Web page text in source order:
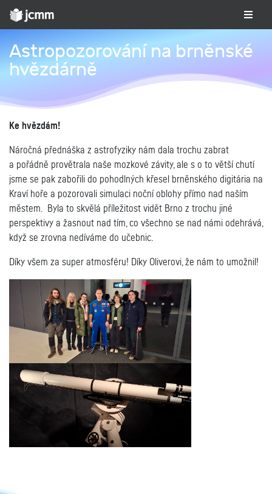
Astropozorování na brněnské
hvězdárně
Ke hvězdám!
Náročná přednáška z astrofyziky nám dala trochu zabrat
a pořádně provětrala naše mozkové závity, ale s o to větší chutí
jsme se pak zabořili do pohodlných křesel brněnského digitária na
Kraví hoře a pozorovali simulaci noční oblohy přímo nad naším
městem.
Byla to skvělá příležitost vidět Brno z trochu jiné
perspektivy a žasnout nad tím, co všechno se nad námi odehrává,
když se zrovna nedíváme do učebnic.
Díky všem za super atmosféru! Díky Oliverovi, že nám to umožnil!